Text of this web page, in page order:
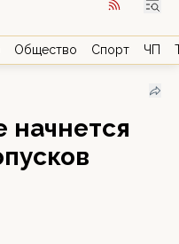
Общество Спорт ЧП
начнется